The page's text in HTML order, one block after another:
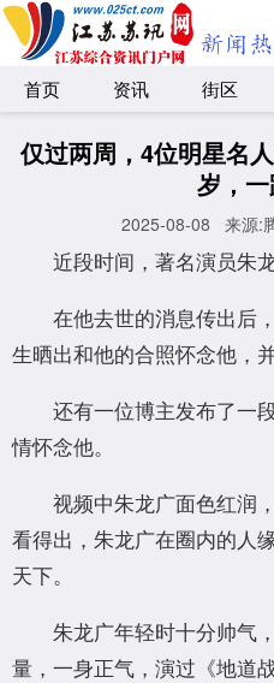
首页 资讯 街区
仅过两周，4位明星名
岁，
2025-08-08 来源:
近段时间，著名演员朱
在他去世的消息传出后
生晒出和他的合照怀念他，
还有一位博主发布了一
情怀念他。
视频中朱龙广面色红润
看得出，朱龙广在圈内的人
天下。
朱龙广年轻时十分帅气
量，一身正气，演过《地道